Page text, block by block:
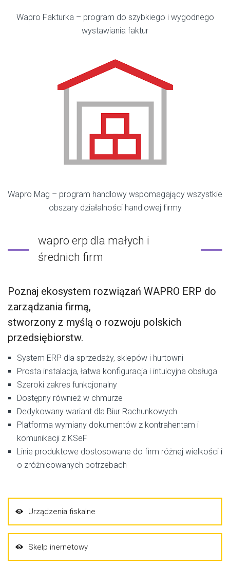
Wapro Fakturka – program do szybkiego i wygodnego
wystawiania faktur
Wapro Mag – program handlowy wspomagający wszystkie
obszary działalności handlowej firmy
wapro erp dla małych i
średnich firm
Poznaj ekosystem rozwiązań WAPRO ERP do
zarządzania firmą,
stworzony z myślą o rozwoju polskich
przedsiębiorstw.
System ERP dla sprzedaży, sklepów i hurtowni
Prosta instalacja, łatwa konfiguracja i intuicyjna obsługa
Szeroki zakres funkcjonalny
Dostępny również w chmurze
Dedykowany wariant dla Biur Rachunkowych
Platforma wymiany dokumentów z kontrahentam i
komunikacji z KSeF
Linie produktowe dostosowane do firm różnej wielkości i
o zróżnicowanych potrzebach
Urządzenia fiskalne
Skelp inernetowy